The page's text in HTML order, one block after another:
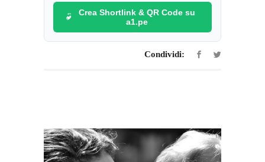
Crea Shortlink & QR Code su
a1.pe
Condividi: